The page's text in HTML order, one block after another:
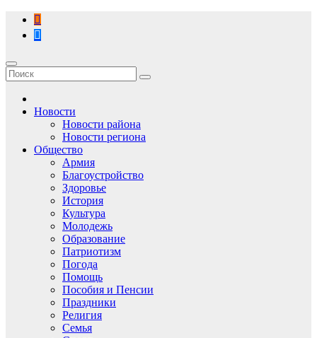
Перейти
содержимому
Новости
Новости района
Новости региона
Общество
Армия
Благоустройство
Здоровье
История
Культура
Молодежь
Образование
Патриотизм
Погода
Помощь
Пособия и Пенсии
Праздники
Религия
Семья